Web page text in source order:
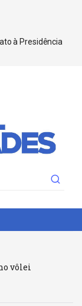
à Presidência
vôlei